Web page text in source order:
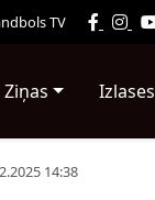
TV
Ziņas Izlases
14:38